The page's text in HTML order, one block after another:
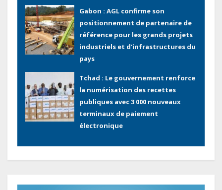
Gabon : AGL confirme son
positionnement de partenaire de
référence pour les grands projets
industriels et d’infrastructures du
pays
Tchad : Le gouvernement renforce
la numérisation des recettes
publiques avec 3 000 nouveaux
terminaux de paiement
électronique
Congo : L’encours total de la dette